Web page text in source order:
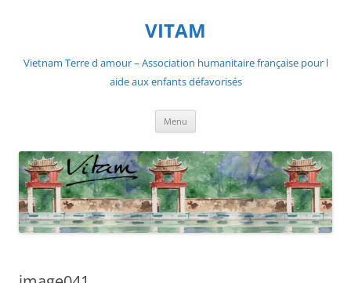
VITAM
Vietnam Terre d amour – Association humanitaire française pour l
aide aux enfants défavorisés
Menu